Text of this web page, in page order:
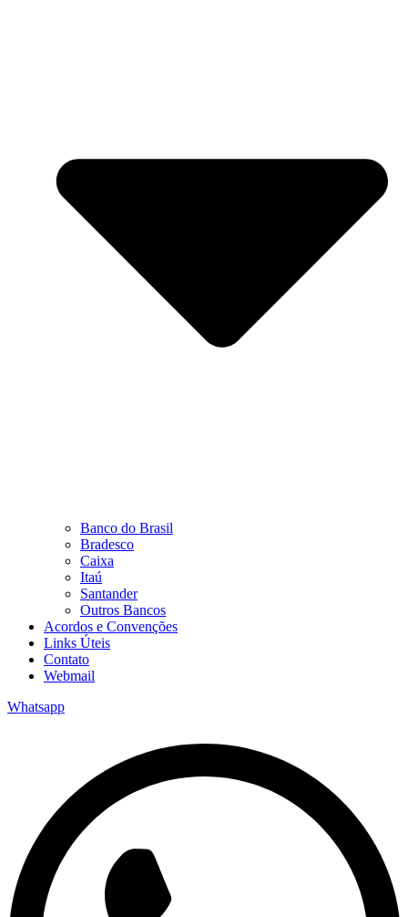
Banco do Brasil
Bradesco
Caixa
Itaú
Santander
Outros Bancos
Acordos e Convenções
Links Úteis
Contato
Webmail
Whatsapp